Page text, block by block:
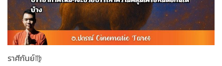
ราศีกันย์♍️